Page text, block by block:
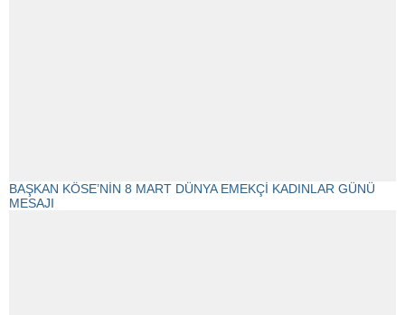
BAŞKAN KÖSE’NİN 8 MART DÜNYA EMEKÇİ KADINLAR GÜNÜ
MESAJI